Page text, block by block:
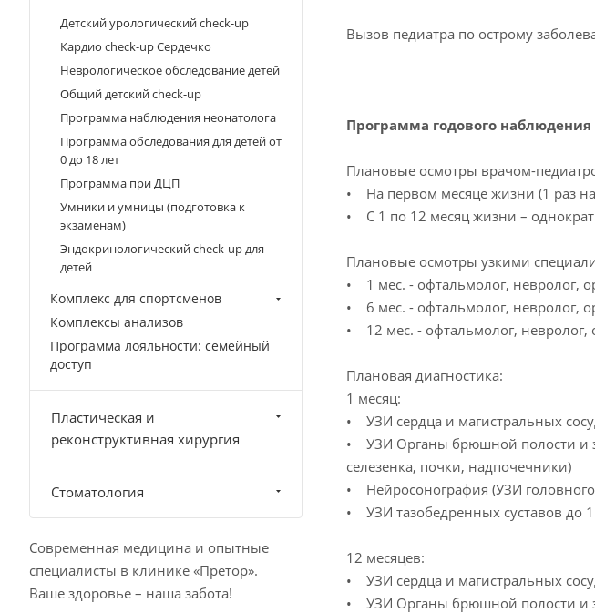
Вызов педиатра по острому
Программа годового
Плановые осмотры врачом-
• На первом месяце жизни (1 раз
• С 1 по 12 месяц жизни –
Плановые осмотры узкими
• 1 мес. - офтальмолог, невролог,
• 6 мес. - офтальмолог, невролог,
• 12 мес. - офтальмолог, невролог,
Плановая диагностика:
1 месяц:
• УЗИ сердца и магистральных
• УЗИ Органы брюшной полости и
селезенка, почки, надпочечники)
• Нейросонография (УЗИ головного
• УЗИ тазобедренных суставов до 1
12 месяцев:
• УЗИ сердца и магистральных
• УЗИ Органы брюшной полости и
Детский урологический check-up
Кардио check-up Сердечко
Неврологическое обследование детей
Общий детский check-up
Программа наблюдения неонатолога
Программа обследования для детей от
0 до 18 лет
Программа при ДЦП
Умники и умницы (подготовка к
экзаменам)
Эндокринологический check-up для
детей
Комплекс для спортсменов
Комплексы анализов
Программа лояльности: семейный
доступ
Пластическая и
реконструктивная хирургия
Стоматология
Современная медицина и опытные
специалисты в клинике «Претор».
Ваше здоровье – наша забота!